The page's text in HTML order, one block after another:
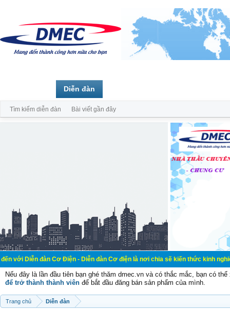
đàn Cơ Điện - Diễn đàn Cơ điện là nơi chia sẽ kiến thức kinh nghiệm
Nếu đây là lần đầu tiên bạn ghé thăm dmec.vn và có thắc mắc, bạn có
để trở thành thành viên để bắt đầu đăng bán sản phẩm của mình.
Trang chủ Diễn đàn
Diễn đàn
Tìm kiếm diễn đàn Bài viết gần đây